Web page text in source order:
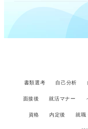
書類選考 自己分析
面接後 就活マナー
資格 内定後 就職